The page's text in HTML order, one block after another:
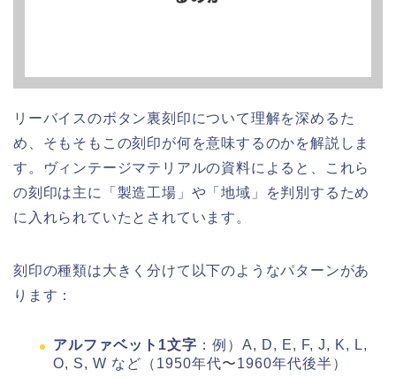
リーバイスのボタン裏刻印について理解を深めるた
め、そもそもこの刻印が何を意味するのかを解説しま
す。ヴィンテージマテリアルの資料によると、これら
の刻印は主に「製造工場」や「地域」を判別するため
に入れられていたとされています。
刻印の種類は大きく分けて以下のようなパターンがあ
ります：
アルファベット1文字 ：例）A, D, E, F, J, K, L,
O, S, W など（1950年代〜1960年代後半）